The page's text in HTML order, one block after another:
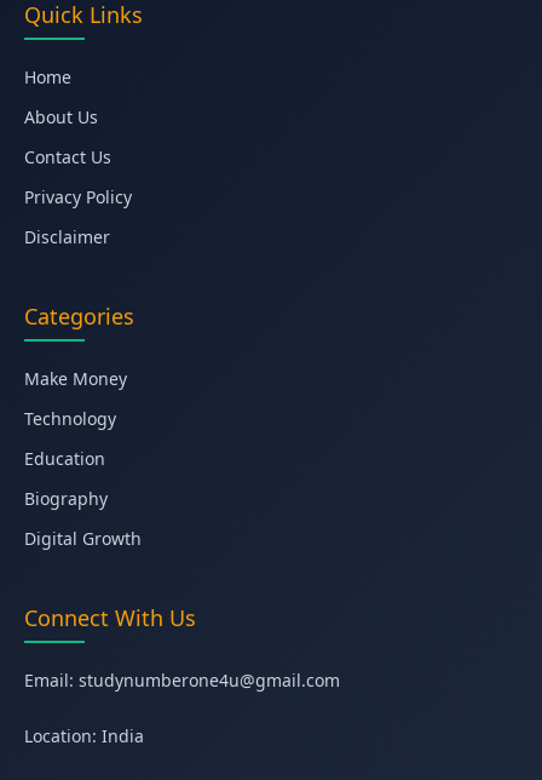
Quick Links
Home
About Us
Contact Us
Privacy Policy
Disclaimer
Categories
Make Money
Technology
Education
Biography
Digital Growth
Connect With Us
Email: studynumberone4u@gmail.com
Location: India